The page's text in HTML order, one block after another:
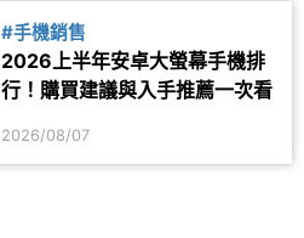
#手機銷售
2026上半年安卓大螢幕手機排
行！購買建議與入手推薦一次看
2026/08/07